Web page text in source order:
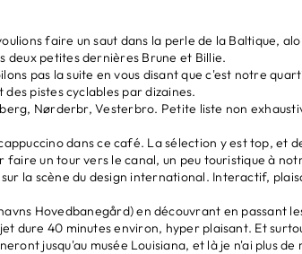
faire un saut dans la perle de la Baltique,
deux petites dernières Brune et Billie.
pas la suite en vous disant que c'est notre
pistes cyclables par dizaines.
Nørderbr, Vesterbro. Petite liste non
dans ce café. La sélection y est top, et
faire un tour vers le canal, un peu touristique à
la scène du design international. Interactif,
Hovedbanegård) en découvrant en passant
40 minutes environ, hyper plaisant. Et
jusqu'au musée Louisiana, et là je n'ai plus de